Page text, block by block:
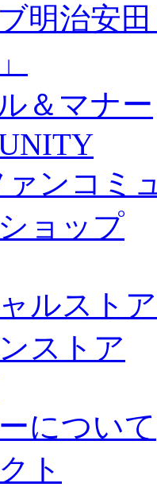
明治安
＆マナー
ァンコミ
ョップ
ルスト
ストア
について
ト